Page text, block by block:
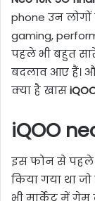
phone उन
gaming,
पहले भी बहुत
बदलाव आए हैं।
क्या है खास
iQOO
इस फोन से पहले
किया गया था
भी मार्केट में